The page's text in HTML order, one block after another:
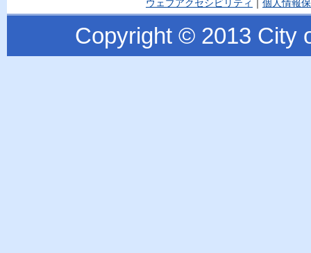
ウェブアクセシビリティ 個人情報
Copyright © 2013 City